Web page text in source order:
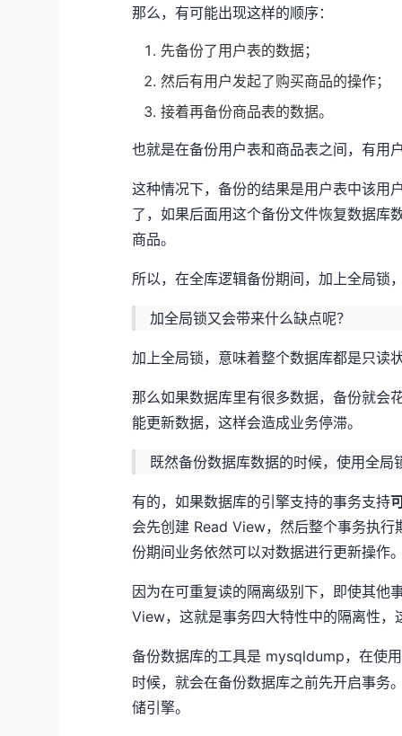
那么，有可能出现这样的顺序：
先备份了用户表的数据；
然后有用户发起了购买商品的操作；
接着再备份商品表的数据。
也就是在备份用户表和商品表之间，有用
这种情况下，备份的结果是用户表中该用
了，如果后面用这个备份文件恢复数据库
商品。
所以，在全库逻辑备份期间，加上全局锁
加全局锁又会带来什么缺点呢？
加上全局锁，意味着整个数据库都是只读
那么如果数据库里有很多数据，备份就会
能更新数据，这样会造成业务停滞。
既然备份数据库数据的时候，使用全
有的，如果数据库的引擎支持的事务支持
会先创建 Read View，然后整个事务执
份期间业务依然可以对数据进行更新操作
因为在可重复读的隔离级别下，即使其他
View，这就是事务四大特性中的隔离性
备份数据库的工具是 mysqldump，在使
时候，就会在备份数据库之前先开启事务
储引擎。